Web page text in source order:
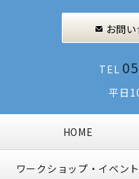
お問
TEL
平日
HOME
ワークショップ・イベント